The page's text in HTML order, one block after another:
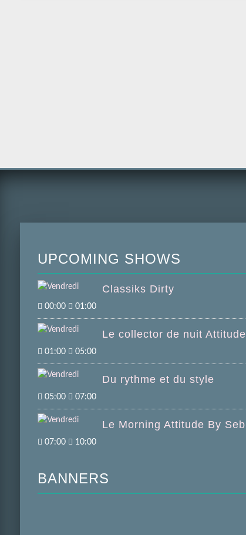
UPCOMING SHOWS
Classiks Dirty
00:00 01:00
Le collector de nuit Attitude
01:00 05:00
Du rythme et du style
05:00 07:00
Le Morning Attitude By Seb
07:00 10:00
BANNERS